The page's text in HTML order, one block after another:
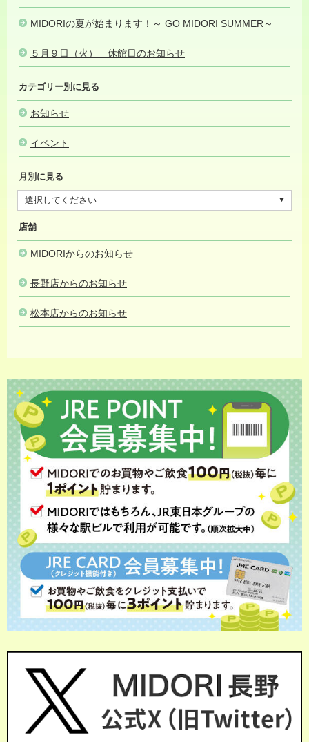
MIDORIの夏が始まります！～ GO MIDORI SUMMER～
５月９日（火） 休館日のお知らせ
カテゴリー別に見る
お知らせ
イベント
月別に見る
店舗
MIDORIからのお知らせ
長野店からのお知らせ
松本店からのお知らせ